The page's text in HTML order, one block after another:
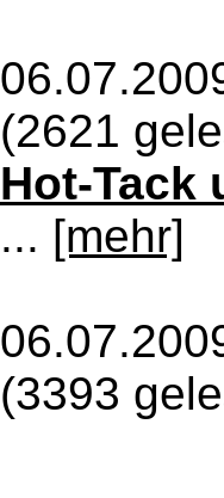
(2621
Hot-Tack
... [mehr]
(3393